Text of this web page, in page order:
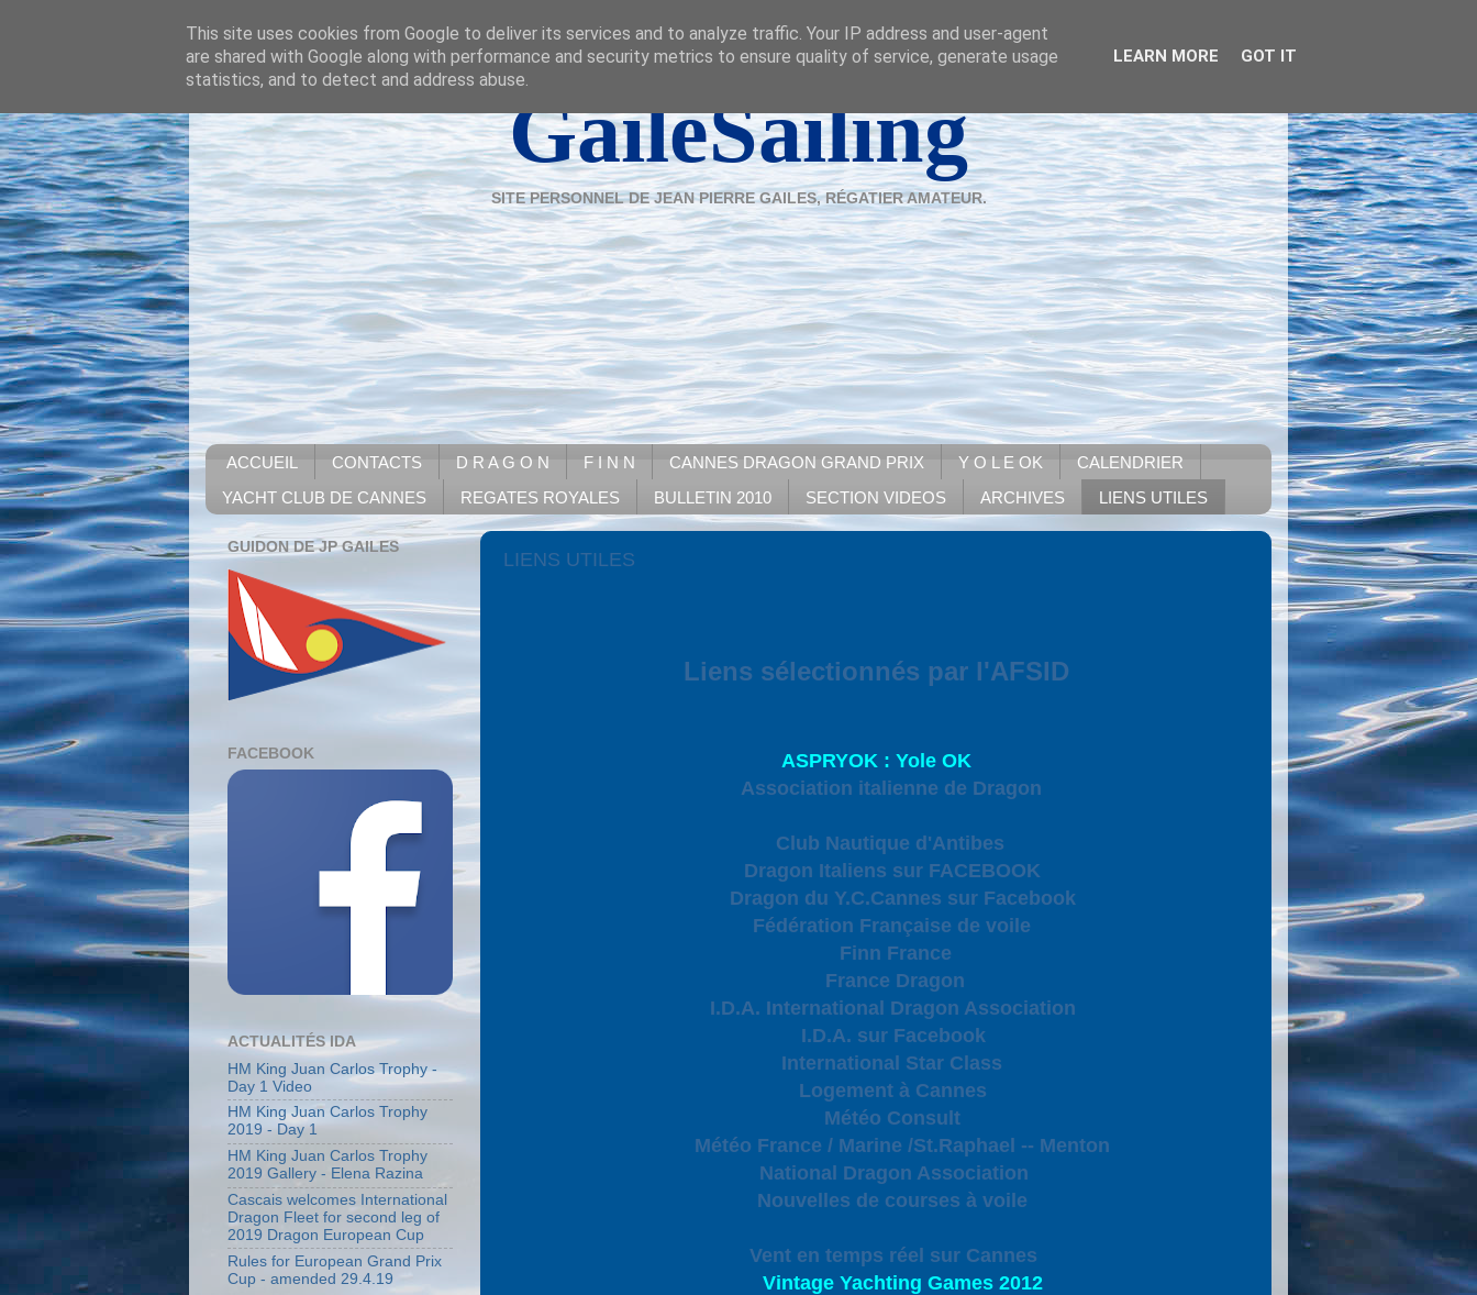
GaileSailing
SITE PERSONNEL DE JEAN PIERRE GAILES, RÉGATIER AMATEUR.
ACCUEIL CONTACTS D R A G O N F I N N CANNES DRAGON GRAND PRIX Y O L E OK
CALENDRIER
YACHT CLUB DE CANNES
REGATES ROYALES BULLETIN 2010 SECTION VIDEOS ARCHIVES LIENS UTILES
LIENS UTILES
Liens sélectionnés par l'AFSID
ASPRYOK : Yole OK
Association italienne de Dragon
Club Nautique d'Antibes
Dragon Italiens sur FACEBOOK
Dragon du Y.C.Cannes sur Facebook
Fédération Française de voile
Finn France
France Dragon
I.D.A. International Dragon Association
I.D.A. sur Facebook
International Star Class
Logement à Cannes
Météo Consult
Météo France / Marine /St.Raphael -- Menton
National Dragon Association
Nouvelles de courses à voile
Vent en temps réel sur Cannes
Vintage Yachting Games 2012
GUIDON DE JP GAILES
FACEBOOK
ACTUALITÉS IDA
HM King Juan Carlos Trophy -
Day 1 Video
HM King Juan Carlos Trophy
2019 - Day 1
HM King Juan Carlos Trophy
2019 Gallery - Elena Razina
Cascais welcomes International
Dragon Fleet for second leg of
2019 Dragon European Cup
Rules for European Grand Prix
Cup - amended 29.4.19
This site uses cookies from Google to deliver its services and to analyze traffic. Your IP address and user-agent
are shared with Google along with performance and security metrics to ensure quality of service, generate usage
statistics, and to detect and address abuse.
LEARN MORE GOT IT